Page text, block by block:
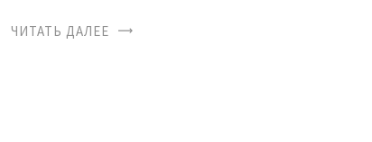
ЧИТАТЬ ДАЛЕЕ